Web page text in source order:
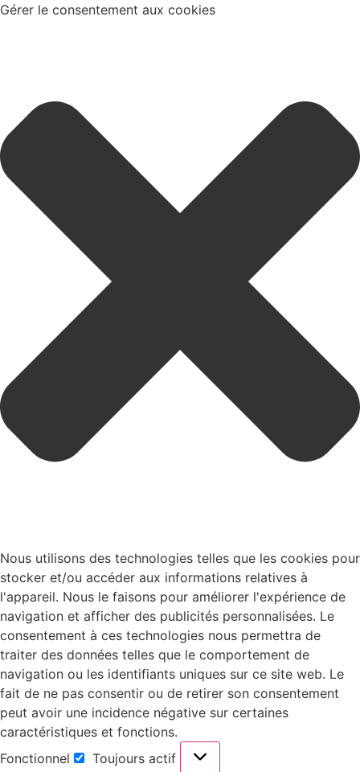
Gérer le consentement aux cookies
Nous utilisons des technologies telles que les cookies pour
stocker et/ou accéder aux informations relatives à
l'appareil. Nous le faisons pour améliorer l'expérience de
navigation et afficher des publicités personnalisées. Le
consentement à ces technologies nous permettra de
traiter des données telles que le comportement de
navigation ou les identifiants uniques sur ce site web. Le
fait de ne pas consentir ou de retirer son consentement
peut avoir une incidence négative sur certaines
caractéristiques et fonctions.
Fonctionnel
Toujours actif